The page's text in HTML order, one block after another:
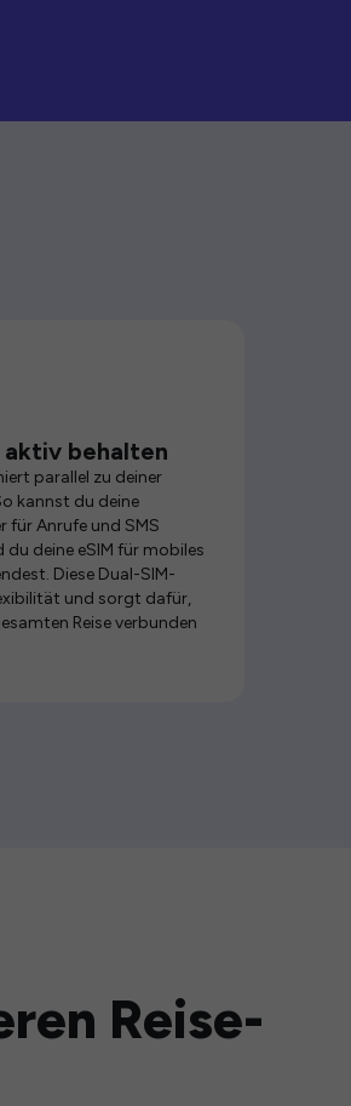
aktiv behalten
parallel zu deiner
kannst du deine
für Anrufe und SMS
deine eSIM für mobiles
Diese Dual-SIM-
und sorgt dafür,
Reise verbunden
Reise-